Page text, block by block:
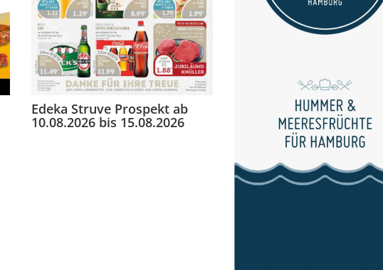
Edeka Struve Prospekt ab
10.08.2026 bis 15.08.2026